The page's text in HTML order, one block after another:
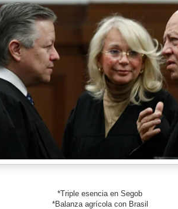
*Triple esencia en Segob
*Balanza agrícola con Brasil